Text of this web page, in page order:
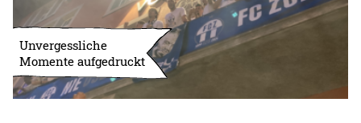
Unvergessliche
Momente aufgedruckt